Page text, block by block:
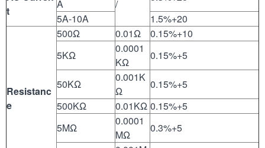
t
A
/
5A-10A
1.5%+20
Resistanc
e
500Ω 0.01Ω
0.15%+10
5KΩ
0.0001
KΩ
0.15%+5
50KΩ
0.001K
Ω
0.15%+5
500KΩ
0.01KΩ 0.15%+5
5MΩ
0.0001
MΩ
0.3%+5